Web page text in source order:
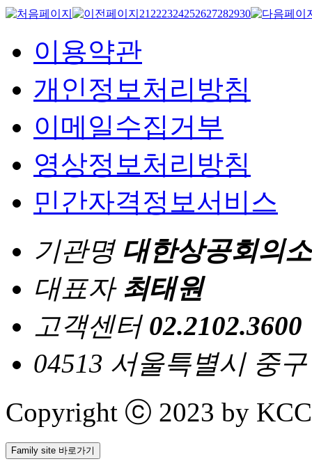
21 222324252627282930
이용약관
개인정보처리방침
이메일수집거부
영상정보처리방침
민간자격정보서비스
기관명 대한상공회의소
대표자 최태원
고객센터 02.2102.3600
04513 서울특별시 중
Copyright ⓒ 2023 by
Family site 바로가기